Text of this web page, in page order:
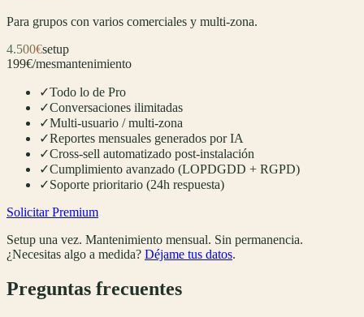
Para grupos con varios comerciales y multi-zona.
4.500€setup
199€/mesmantenimiento
✓Todo lo de Pro
✓Conversaciones ilimitadas
✓Multi-usuario / multi-zona
✓Reportes mensuales generados por IA
✓Cross-sell automatizado post-instalación
✓Cumplimiento avanzado (LOPDGDD + RGPD)
✓Soporte prioritario (24h respuesta)
Solicitar Premium
Setup una vez. Mantenimiento mensual. Sin permanencia.
¿Necesitas algo a medida? Déjame tus datos.
Preguntas frecuentes